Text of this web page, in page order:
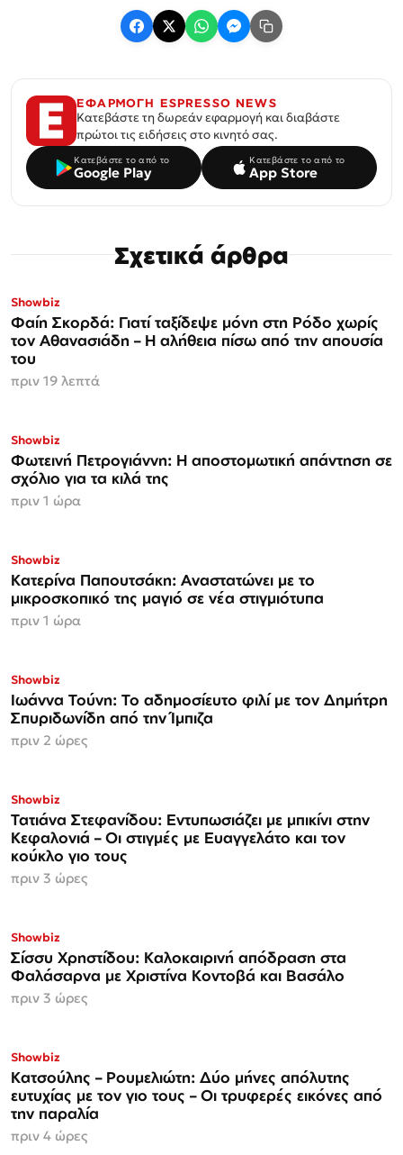
ΕΦΑΡΜΟΓΗ ESPRESSO NEWS
Κατεβάστε τη δωρεάν εφαρμογή και διαβάστε
πρώτοι τις ειδήσεις στο κινητό σας.
Κατεβάστε το από το
Google Play
Κατεβάστε το από το
App Store
Σχετικά άρθρα
Showbiz
Φαίη Σκορδά: Γιατί ταξίδεψε μόνη στη Ρόδο χωρίς
τον Αθανασιάδη – Η αλήθεια πίσω από την απουσία
του
πριν 19 λεπτά
Showbiz
Φωτεινή Πετρογιάννη: Η αποστομωτική απάντηση σε
σχόλιο για τα κιλά της
πριν 1 ώρα
Showbiz
Κατερίνα Παπουτσάκη: Αναστατώνει με το
μικροσκοπικό της μαγιό σε νέα στιγμιότυπα
πριν 1 ώρα
Showbiz
Ιωάννα Τούνη: Το αδημοσίευτο φιλί με τον Δημήτρη
Σπυριδωνίδη από την Ίμπιζα
πριν 2 ώρες
Showbiz
Τατιάνα Στεφανίδου: Εντυπωσιάζει με μπικίνι στην
Κεφαλονιά – Οι στιγμές με Ευαγγελάτο και τον
κούκλο γιο τους
πριν 3 ώρες
Showbiz
Σίσσυ Χρηστίδου: Καλοκαιρινή απόδραση στα
Φαλάσαρνα με Χριστίνα Κοντοβά και Βασάλο
πριν 3 ώρες
Showbiz
Κατσούλης – Ρουμελιώτη: Δύο μήνες απόλυτης
ευτυχίας με τον γιο τους – Οι τρυφερές εικόνες από
την παραλία
πριν 4 ώρες